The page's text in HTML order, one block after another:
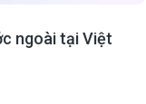
ngoài tại Việt